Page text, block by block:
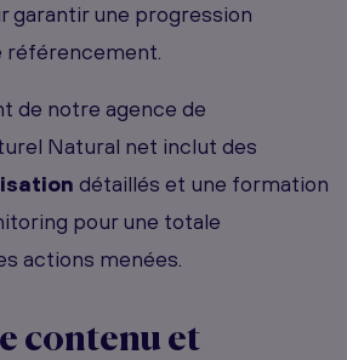
garantir une progression
référencement.
de notre agence de
Natural net inclut des
détaillés et une formation
pour une totale
actions menées.
contenu et